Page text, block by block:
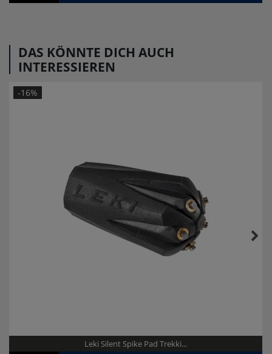
DAS KÖNNTE DICH AUCH
INTERESSIEREN
-16%
Leki Silent Spike Pad Trekki...